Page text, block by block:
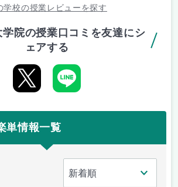
学校の授業レビューを探す
学院の授業口コミを友達にシ
ェアする
単情報一覧